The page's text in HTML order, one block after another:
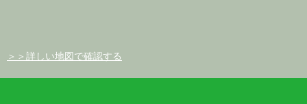
＞＞詳しい地図で確認する